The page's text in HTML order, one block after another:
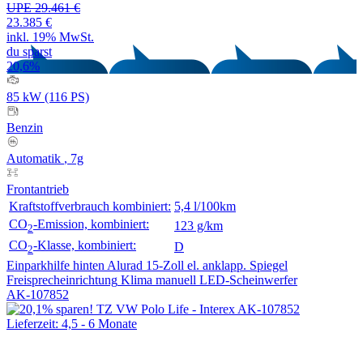
UPE 29.461 €
23.385 €
inkl. 19% MwSt.
du sparst
20,6%
85 kW (116 PS)
Benzin
Automatik , 7g
Frontantrieb
Kraftstoffverbrauch kombiniert: 5,4 l/100km
CO2-Emission, kombiniert:
123 g/km
CO2-Klasse, kombiniert:
D
Einparkhilfe hintenAlurad 15-Zoll el. anklapp. Spiegel
Freisprecheinrichtung Klima manuell LED-Scheinwerfer
AK-107852
Lieferzeit: 4,5 - 6 Monate